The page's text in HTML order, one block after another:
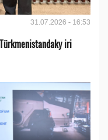
31.07.2026 - 16:53
iri